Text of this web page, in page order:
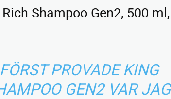
Shampoo Gen2, 500 ml,
PROVADE KING
GEN2 VAR JAG